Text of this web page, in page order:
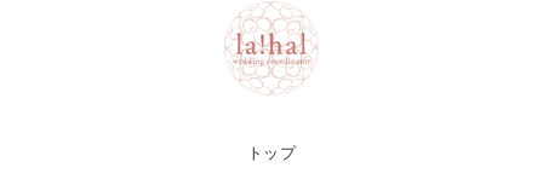
トップ